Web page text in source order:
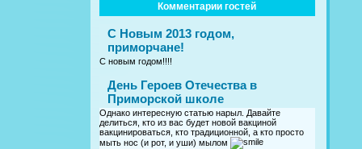
Комментарии гостей
С Новым 2013 годом,
приморчане!
С новым годом!!!!
День Героев Отечества в
Приморской школе
Однако интересную статью нарыл. Давайте
делиться, кто из вас будет новой вакциной
вакцинироваться, кто традиционной, а кто просто
мыть нос (и рот, и уши) мылом